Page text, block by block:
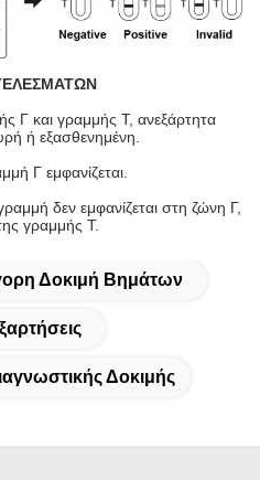
Γ και γραμμής Τ, ανεξάρτητα
ή εξασθενημένη.
Γ εμφανίζεται.
δεν εμφανίζεται στη ζώνη Γ,
γραμμής Τ.
Δοκιμή Βημάτων
Δοκιμής